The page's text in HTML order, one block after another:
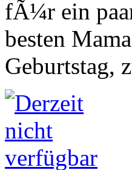
fÃ¼r ein
besten
Geburtstag,